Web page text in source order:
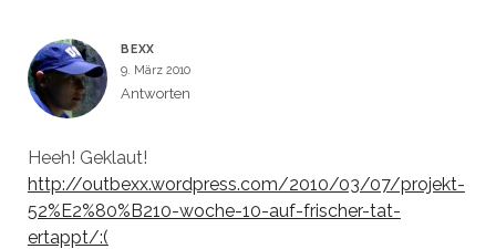
BEXX
9. März 2010
Antworten
Heeh! Geklaut!
http://outbexx.wordpress.com/2010/03/07/projekt-
52%E2%80%B210-woche-10-auf-frischer-tat-
ertappt/:(